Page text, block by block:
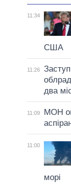
11:34
США
11:26
два
11:09
МОН
11:00
морі